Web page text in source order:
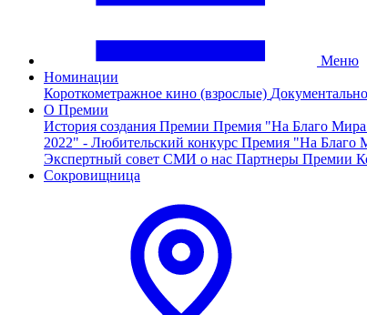
Меню
Номинации
Короткометражное кино (взрослые)
О Премии
История создания Премии Премия "На Благо Мира
2022" - Любительский конкурс Премия "На Благо
Экспертный совет СМИ о нас Партнеры Премии
Сокровищница